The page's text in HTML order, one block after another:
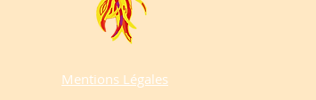
Mentions Légales